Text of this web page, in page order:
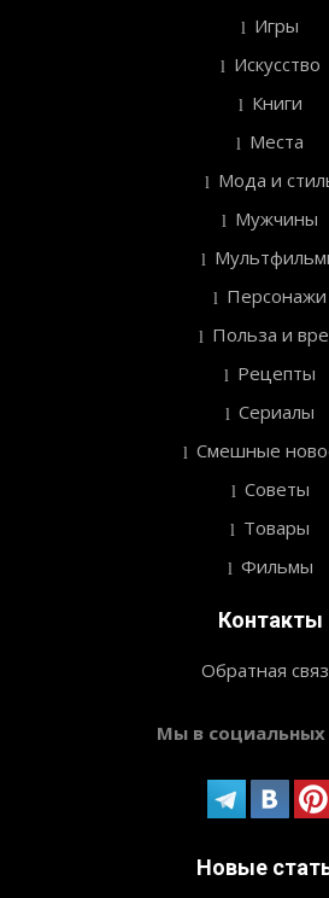
Игры
Искусство
Книги
Места
Мода и
Мужчины
Персонажи
Польза и
Рецепты
Сериалы
Смешные
Советы
Товары
Фильмы
Контакты
Обратная
Мы в социальных
Новые